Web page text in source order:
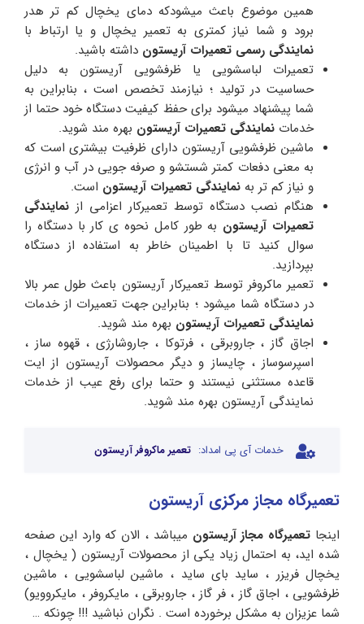
همین موضوع باعث میشودکه دمای یخچال کم تر هدر
برود و شما نیاز کمتری به تعمیر یخچال و یا ارتباط با
نمایندگی رسمی تعمیرات آریستون داشته باشید.
تعمیرات لباسشویی یا ظرفشویی آریستون به دلیل
حساسیت در تولید ؛ نیازمند تخصص است ، بنابراین به
شما پیشنهاد میشود برای حفظ کیفیت دستگاه خود حتما از
خدمات نمایندگی تعمیرات آریستون بهره مند شوید.
ماشین ظرفشویی آریستون دارای ظرفیت بیشتری است که
به معنی دفعات کمتر شستشو و صرفه جویی در آب و انرژی
و نیاز کم تر به نمایندگی تعمیرات آریستون است.
هنگام نصب دستگاه توسط تعمیرکار اعزامی از نمایندگی
تعمیرات آریستون به طور کامل نحوه ی کار با دستگاه را
سوال کنید تا با اطمینان خاطر به استفاده از دستگاه
بپردازید.
تعمیر ماکروفر توسط تعمیرکار آریستون باعث طول عمر بالا
در دستگاه شما میشود ؛ بنابراین جهت تعمیرات از خدمات
نمایندگی تعمیرات آریستون بهره مند شوید.
اجاق گاز ، جاروبرقی ، فرتوکا ، جاروشارژی ، قهوه ساز ،
اسپرسوساز ، چایساز و دیگر محصولات آریستون از ایت
قاعده مستثنی نیستند و حتما برای رفع عیب از خدمات
نمایندگی آریستون بهره مند شوید.
خدمات آی پی امداد: تعمیر ماکروفر آریستون
تعمیرگاه مجاز مرکزی آریستون
اینجا تعمیرگاه مجاز آریستون میباشد ، الان که وارد این صفحه
شده اید، به احتمال زیاد یکی از محصولات آریستون ( یخچال ،
یخچال فریزر ، ساید بای ساید ، ماشین لباسشویی ، ماشین
ظرفشویی ، اجاق گاز ، فر گاز ، جاروبرقی ، مایکروفر ، مایکروویو)
شما عزیزان به مشکل برخورده است . نگران نباشید !!! چونکه …